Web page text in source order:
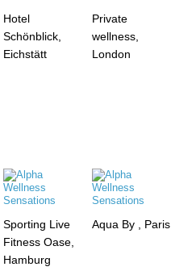
Hotel
Schönblick,
Eichstätt
Private
wellness,
London
Sporting Live
Fitness Oase,
Hamburg
Aqua By , Paris